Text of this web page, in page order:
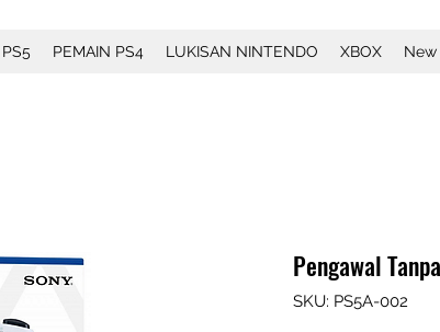
PEMAIN PS4 LUKISAN NINTENDO XBOX New
Pengawal
SKU: PS5A-002